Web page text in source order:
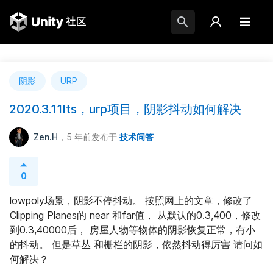
阴影 URP
2020.3.11lts，urp项目，阴影抖动如何解决
Zen.H ，5 年前发布于 技术问答
0
lowpoly场景，阴影不停抖动。 按照网上的文章，修改了
Clipping Planes的 near 和far值， 从默认的0.3,400，修改
到0.3,40000后， 房屋人物等物体的阴影恢复正常，有小
的抖动。 但是草丛 和栅栏的阴影，依然抖动得厉害 请问如
何解决？